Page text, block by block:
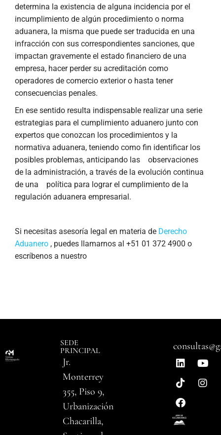
determina la existencia de alguna incidencia por el
incumplimiento de algún procedimiento o norma
aduanera, la misma que puede ser traducida en una
infracción con sus correspondientes sanciones, que
impactan gravemente el estado financiero de una
empresa, hacer perder su acreditación como
operadores de comercio exterior o hasta tener
consecuencias penales.
En ese sentido resulta indispensable realizar una serie
estrategias para el cumplimiento aduanero junto con
expertos que conozcan los procedimientos y la
normativa aduanera, teniendo como fin identificar los
posibles problemas, anticipando las observaciones
de la administración, a través de la evolución continua
de una política para lograr el cumplimiento de la
regulación aduanera empresarial.
Si necesitas asesoría legal en materia de Derecho
Aduanero , puedes llamarnos al +51 01 372 4900 o
escríbenos a nuestro
SEDE
PRINCIPAL
Jr.
Monterrey
355, Piso 9,
Urbanización
Chacarilla,